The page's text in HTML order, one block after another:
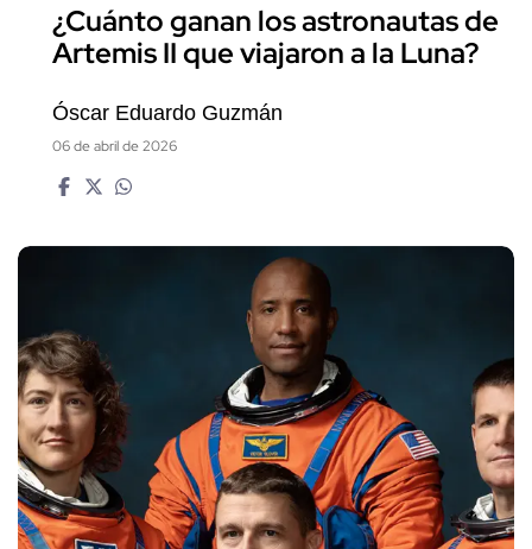
¿Cuánto ganan los astronautas de
Artemis II que viajaron a la Luna?
Óscar Eduardo Guzmán
06 de abril de 2026